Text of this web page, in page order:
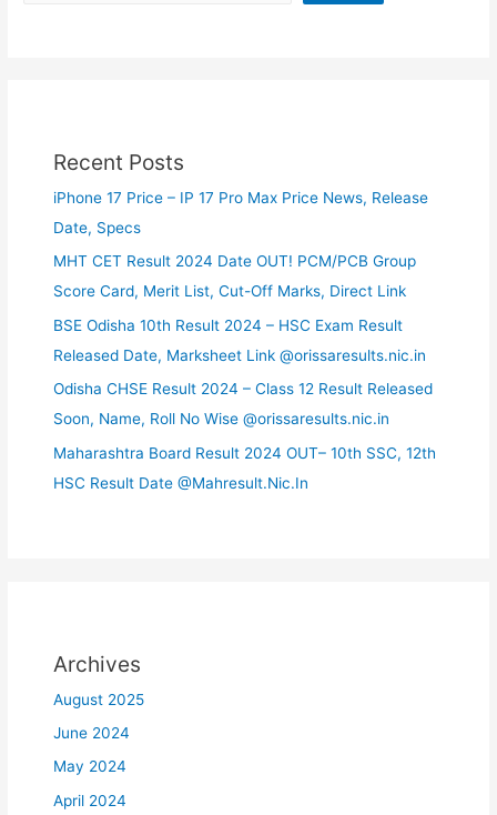
Recent Posts
iPhone 17 Price – IP 17 Pro Max Price News, Release
Date, Specs
MHT CET Result 2024 Date OUT! PCM/PCB Group
Score Card, Merit List, Cut-Off Marks, Direct Link
BSE Odisha 10th Result 2024 – HSC Exam Result
Released Date, Marksheet Link @orissaresults.nic.in
Odisha CHSE Result 2024 – Class 12 Result Released
Soon, Name, Roll No Wise @orissaresults.nic.in
Maharashtra Board Result 2024 OUT– 10th SSC, 12th
HSC Result Date @Mahresult.Nic.In
Archives
August 2025
June 2024
May 2024
April 2024